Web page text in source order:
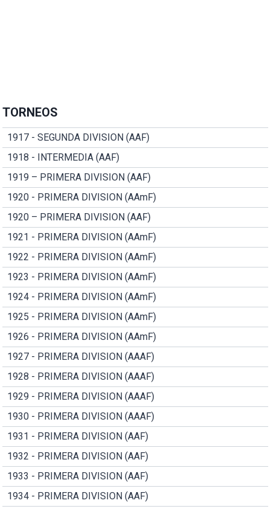
TORNEOS
1917 - SEGUNDA DIVISION (AAF)
1918 - INTERMEDIA (AAF)
1919 – PRIMERA DIVISION (AAF)
1920 - PRIMERA DIVISION (AAmF)
1920 – PRIMERA DIVISION (AAF)
1921 - PRIMERA DIVISION (AAmF)
1922 - PRIMERA DIVISION (AAmF)
1923 - PRIMERA DIVISION (AAmF)
1924 - PRIMERA DIVISION (AAmF)
1925 - PRIMERA DIVISION (AAmF)
1926 - PRIMERA DIVISION (AAmF)
1927 - PRIMERA DIVISION (AAAF)
1928 - PRIMERA DIVISION (AAAF)
1929 - PRIMERA DIVISION (AAAF)
1930 - PRIMERA DIVISION (AAAF)
1931 - PRIMERA DIVISION (AAF)
1932 - PRIMERA DIVISION (AAF)
1933 - PRIMERA DIVISION (AAF)
1934 - PRIMERA DIVISION (AAF)